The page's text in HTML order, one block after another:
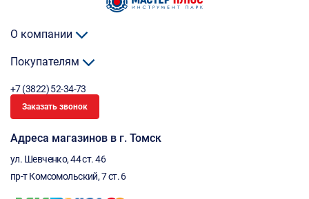
О компании
Покупателям
+7 (3822) 52-34-73
Заказать звонок
Адреса магазинов в г. Томск
ул. Шевченко, 44 ст. 46
пр-т Комсомольский, 7 ст. 6